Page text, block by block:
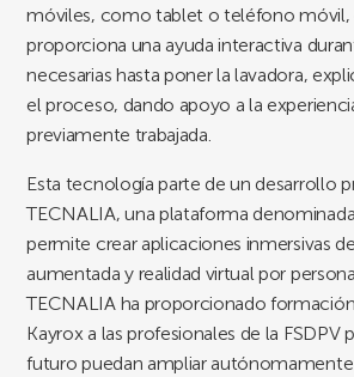
móviles, como tablet o teléfono móvil,
proporciona una ayuda interactiva
necesarias hasta poner la lavadora,
el proceso, dando apoyo a la
previamente trabajada.
Esta tecnología parte de un desarrollo
TECNALIA, una plataforma
permite crear aplicaciones inmersivas
aumentada y realidad virtual por
TECNALIA ha proporcionado
Kayrox a las profesionales de la FSDPV
futuro puedan ampliar